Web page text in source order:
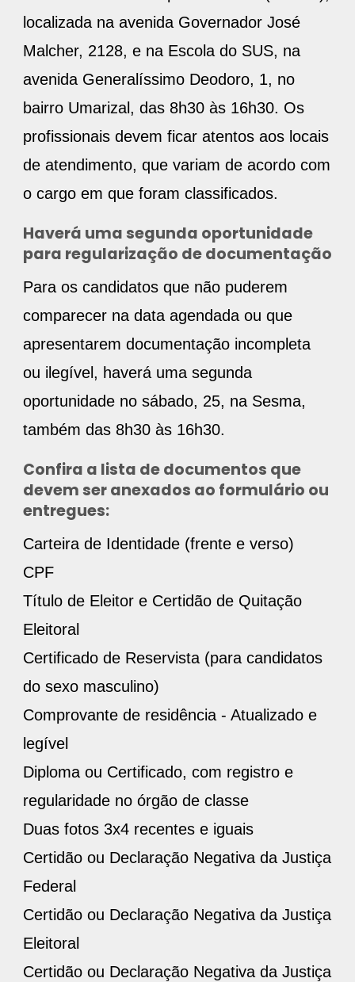
localizada na avenida Governador José
Malcher, 2128, e na Escola do SUS, na
avenida Generalíssimo Deodoro, 1, no
bairro Umarizal, das 8h30 às 16h30. Os
profissionais devem ficar atentos aos locais
de atendimento, que variam de acordo com
o cargo em que foram classificados.
Haverá uma segunda oportunidade
para regularização de documentação
Para os candidatos que não puderem
comparecer na data agendada ou que
apresentarem documentação incompleta
ou ilegível, haverá uma segunda
oportunidade no sábado, 25, na Sesma,
também das 8h30 às 16h30.
Confira a lista de documentos que
devem ser anexados ao formulário ou
entregues:
Carteira de Identidade (frente e verso)
CPF
Título de Eleitor e Certidão de Quitação
Eleitoral
Certificado de Reservista (para candidatos
do sexo masculino)
Comprovante de residência - Atualizado e
legível
Diploma ou Certificado, com registro e
regularidade no órgão de classe
Duas fotos 3x4 recentes e iguais
Certidão ou Declaração Negativa da Justiça
Federal
Certidão ou Declaração Negativa da Justiça
Eleitoral
Certidão ou Declaração Negativa da Justiça